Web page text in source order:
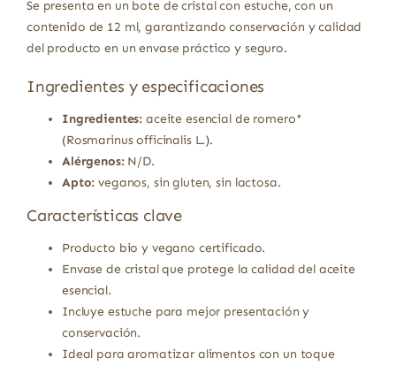
Se presenta en un bote de cristal con estuche, con un
contenido de 12 ml, garantizando conservación y calidad
del producto en un envase práctico y seguro.
Ingredientes y especificaciones
Ingredientes: aceite esencial de romero*
(Rosmarinus officinalis L.).
Alérgenos:N/D.
Apto: veganos, sin gluten, sin lactosa.
Características clave
Producto bio y vegano certificado.
Envase de cristal que protege la calidad del aceite
esencial.
Incluye estuche para mejor presentación y
conservación.
Ideal para aromatizar alimentos con un toque